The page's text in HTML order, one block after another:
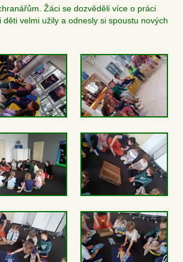
Žáci se dozvěděli více o práci
velmi užily a odnesly si spoustu nových